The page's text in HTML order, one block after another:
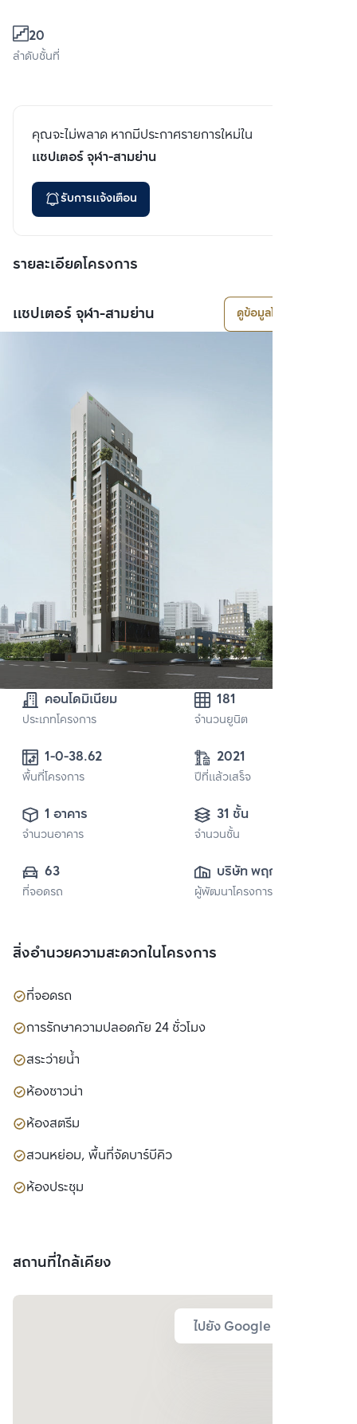
20
ลำดับชั้นที่
คุณจะไม่พลาด หากมีประกาศรายการใหม่ใน
แชปเตอร์ จุฬา-สามย่าน
รับการแจ้งเตือน
รายละเอียดโครงการ
แชปเตอร์ จุฬา-สามย่าน ดูข้อมูลโครงการ
คอนโดมิเนียม
ประเภทโครงการ
181
จำนวนยูนิต
1-0-38.62
พื้นที่โครงการ
2021
ปีที่แล้วเสร็จ
1 อาคาร
จำนวนอาคาร
31 ชั้น
จำนวนชั้น
63
ที่จอดรถ
บริษัท พฤกษา เรียล
เอสเตท จำกัด
ผู้พัฒนาโครงการ
สิ่งอำนวยความสะดวกในโครงการ
ที่จอดรถ
การรักษาความปลอดภัย 24 ชั่วโมง
สระว่ายน้ำ
ห้องซาวน่า
ห้องสตรีม
สวนหย่อม, พื้นที่จัดบาร์บีคิว
ห้องประชุม
สถานที่ใกล้เคียง
ไปยัง Google Map